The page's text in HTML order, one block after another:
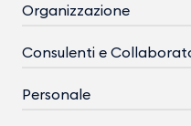
Organizzazione
Consulenti e
Personale